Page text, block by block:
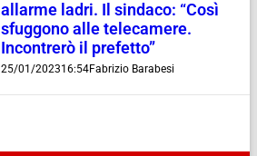
allarme ladri. Il sindaco: “Così
sfuggono alle telecamere.
Incontrerò il prefetto”
25/01/202316:54Fabrizio Barabesi